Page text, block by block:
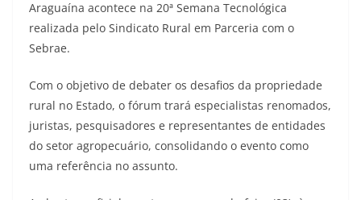
Araguaína acontece na 20ª Semana Tecnológica
realizada pelo Sindicato Rural em Parceria com o
Sebrae.
Com o objetivo de debater os desafios da propriedade
rural no Estado, o fórum trará especialistas renomados,
juristas, pesquisadores e representantes de entidades
do setor agropecuário, consolidando o evento como
uma referência no assunto.